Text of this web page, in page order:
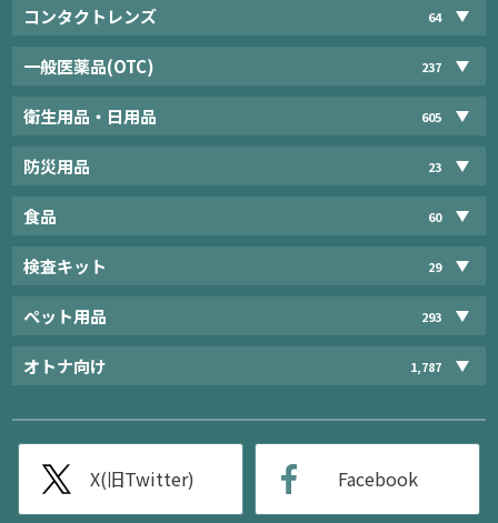
コンタクトレンズ 64
一般医薬品(OTC) 237
衛生用品・日用品 605
防災用品 23
食品 60
検査キット 29
ペット用品 293
オトナ向け 1,787
X(旧Twitter) Facebook